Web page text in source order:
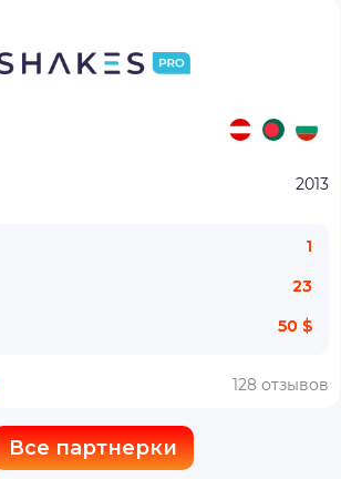
2013
1
23
50 $
128 отзывов
Все партнерки